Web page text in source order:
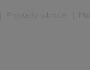
Produkty włoskie